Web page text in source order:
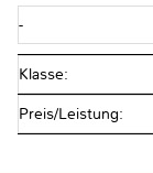
-
Klasse:
Preis/Leistung: